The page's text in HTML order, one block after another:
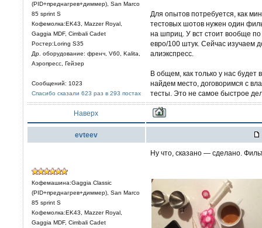
(PID+преднагрев+диммер), San Marco
85 sprint S
Кофемолка:EK43, Mazzer Royal,
Gaggia MDF, Cimbali Cadet
Ростер:Loring S35
Др. оборудование: френч, V60, Kalita,
Аэропресс, Гейзер
Сообщений: 1023
Спасибо сказали 623 раз в 293 постах
Для опытов потребуется, как
тестовых шотов нужен один
на шприц. У вст стоит вообще
евро/100 штук. Сейчас изучаем
алиэкспресс.
В общем, как только у нас
найдем место, договоримся с
тесты. Это не самое быстрое
Наверх
evteev
Кофемашина:Gaggia Classic
(PID+преднагрев+диммер), San Marco
85 sprint S
Кофемолка:EK43, Mazzer Royal,
Gaggia MDF, Cimbali Cadet
Ну что, сказано — сделано.